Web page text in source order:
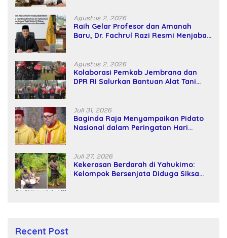
Agustus 2, 2026
Raih Gelar Profesor dan Amanah
Baru, Dr. Fachrul Razi Resmi Menjabat
Agustus 2, 2026
Kolaborasi Pemkab Jembrana dan
DPR RI Salurkan Bantuan Alat Tani
Juli 31, 2026
Baginda Raja Menyampaikan Pidato
Nasional dalam Peringatan Hari
Juli 27, 2026
Kekerasan Berdarah di Yahukimo:
Kelompok Bersenjata Diduga Siksa
Recent Post